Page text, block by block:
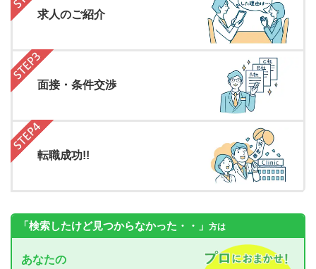
求人のご紹介
面接・条件交渉
転職成功!!
「検索したけど見つからなかった・・」 方は
あなたの